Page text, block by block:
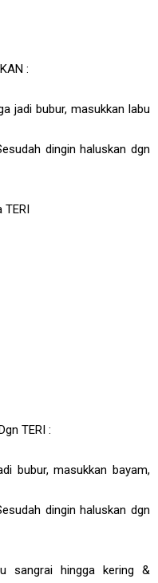
:
jadi bubur, masukkan labu
dingin haluskan dgn
TERI
TERI :
bubur, masukkan bayam,
dingin haluskan dgn
sangrai hingga kering &